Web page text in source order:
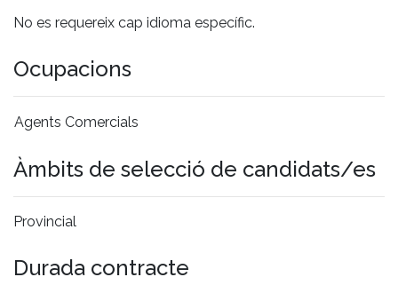
No es requereix cap idioma específic.
Ocupacions
Agents Comercials
Àmbits de selecció de candidats/es
Provincial
Durada contracte